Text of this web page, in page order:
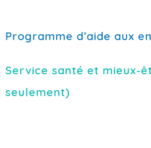
Programme d’aide aux
Service santé et mieux-
seulement)